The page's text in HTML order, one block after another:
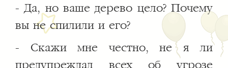
- Да, но ваше дерево цело? Почему
вы не спилили и его?
- Скажи мне честно, не я ли
предупреждал всех об угрозе